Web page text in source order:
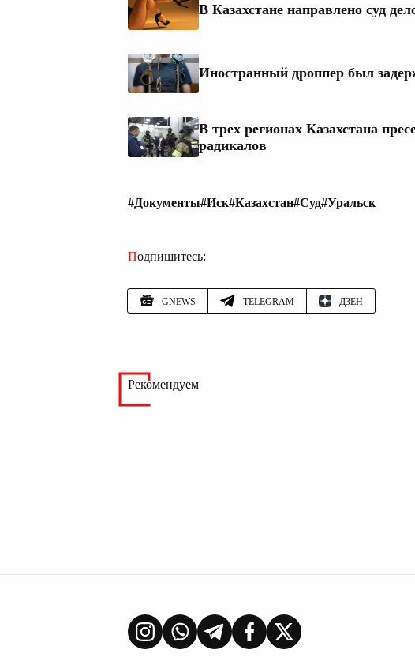
В Казахстане направлено суд
Иностранный дроппер был
В трех регионах Казахстана
радикалов
#Документы#Иск#Казахстан#Суд#Уральск
Подпишитесь:
GNEWS TELEGRAM ДЗЕН
Рекомендуем